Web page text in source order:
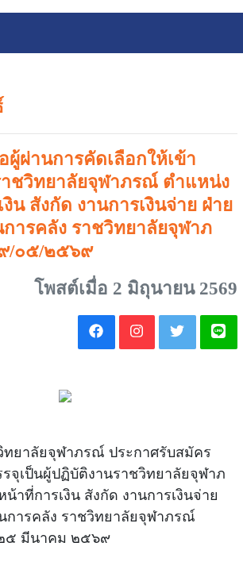
ผู้ผ่านการคัดเลือกให้เข้า
ชวิทยาลัยจุฬาภรณ์ ตำแหน่ง
น สังกัด งานการเงินจ่าย ฝ่าย
การคลัง ราชวิทยาลัยจุฬาภ
/๐๕/๒๕๖๙
โพสต์เมื่อ 2 มิถุนายน 2569
ทยาลัยจุฬาภรณ์ ประกาศรับสมัคร
จุเป็นผู้ปฏิบัติงานราชวิทยาลัยจุฬาภ
าที่การเงิน สังกัด งานการเงินจ่าย
การคลัง ราชวิทยาลัยจุฬาภรณ์
๕ มีนาคม ๒๕๖๙